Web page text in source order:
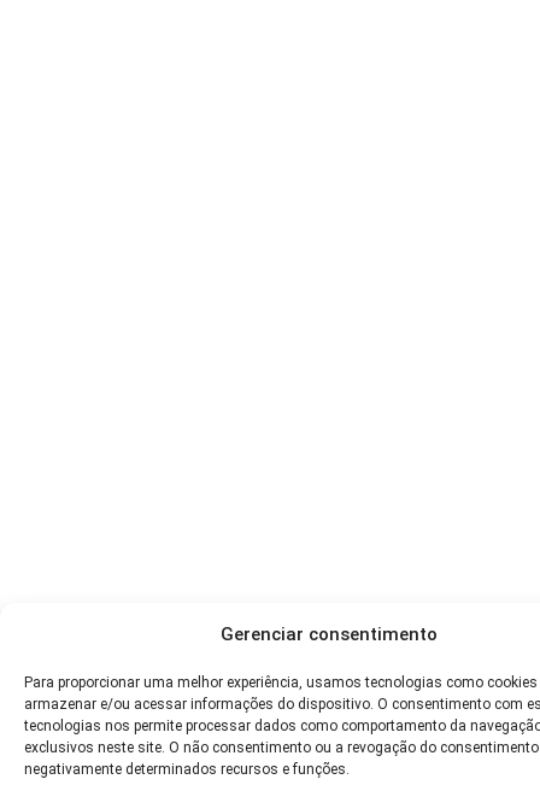
Gerenciar consentimento
Para proporcionar uma melhor experiência, usamos tecnologias como cookies
armazenar e/ou acessar informações do dispositivo. O consentimento com
tecnologias nos permite processar dados como comportamento da
exclusivos neste site. O não consentimento ou a revogação do
negativamente determinados recursos e funções.